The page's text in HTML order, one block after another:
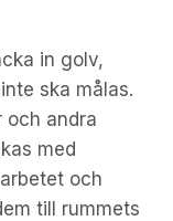
in golv,
ska målas.
och andra
med
och
till rummets